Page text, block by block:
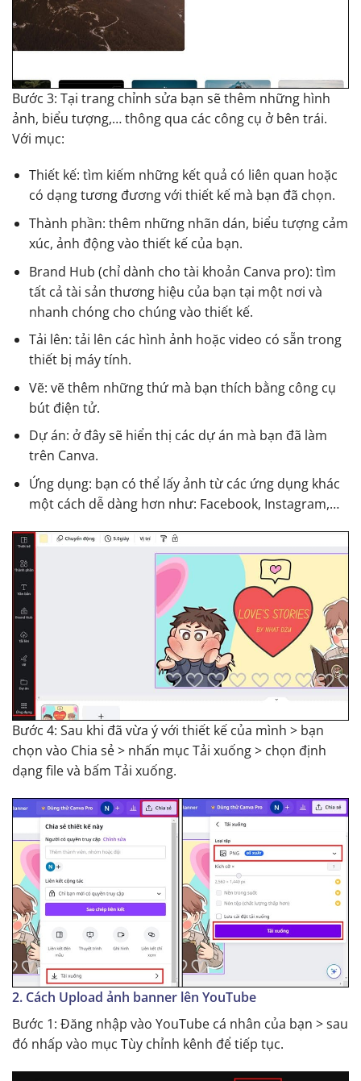
Bước 3: Tại trang chỉnh sửa bạn sẽ thêm những hình
ảnh, biểu tượng,… thông qua các công cụ ở bên trái.
Với mục:
Thiết kế: tìm kiếm những kết quả có liên quan hoặc
có dạng tương đương với thiết kế mà bạn đã chọn.
Thành phần: thêm những nhãn dán, biểu tượng cảm
xúc, ảnh động vào thiết kế của bạn.
Brand Hub (chỉ dành cho tài khoản Canva pro): tìm
tất cả tài sản thương hiệu của bạn tại một nơi và
nhanh chóng cho chúng vào thiết kế.
Tải lên: tải lên các hình ảnh hoặc video có sẵn trong
thiết bị máy tính.
Vẽ: vẽ thêm những thứ mà bạn thích bằng công cụ
bút điện tử.
Dự án: ở đây sẽ hiển thị các dự án mà bạn đã làm
trên Canva.
Ứng dụng: bạn có thể lấy ảnh từ các ứng dụng khác
một cách dễ dàng hơn như: Facebook, Instagram,…
Bước 4: Sau khi đã vừa ý với thiết kế của mình > bạn
chọn vào Chia sẻ > nhấn mục Tải xuống > chọn định
dạng file và bấm Tải xuống.
2. Cách Upload ảnh banner lên YouTube
Bước 1: Đăng nhập vào YouTube cá nhân của bạn > sau
đó nhấp vào mục Tùy chỉnh kênh để tiếp tục.